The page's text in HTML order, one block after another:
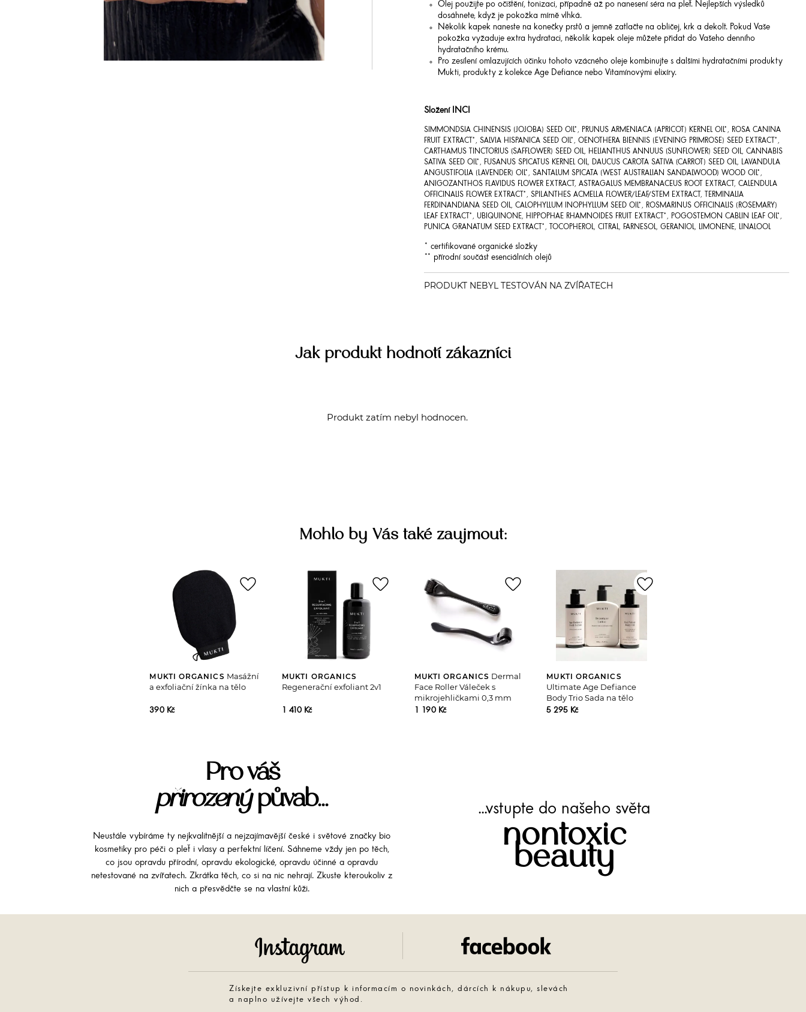
Olej použijte po očištění, tonizaci, případně až po nanesení séra na pleť. Nejlepších výsledků
dosáhnete, když je pokožka mírně vlhká.
Několik kapek naneste na konečky prstů a jemně zatlačte na obličej, krk a dekolt. Pokud Vaše
pokožka vyžaduje extra hydrataci, několik kapek oleje můžete přidat do Vašeho denního
hydratačního krému.
Pro zesílení omlazujících účinku tohoto vzácného oleje kombinujte s dalšími hydratačními produkty
Mukti, produkty z kolekce Age Defiance nebo Vitamínovými elixíry.
Složení INCI
SIMMONDSIA CHINENSIS (JOJOBA) SEED OIL*, PRUNUS ARMENIACA (APRICOT) KERNEL OIL*, ROSA CANINA
FRUIT EXTRACT*, SALVIA HISPANICA SEED OIL*, OENOTHERA BIENNIS (EVENING PRIMROSE) SEED EXTRACT*,
CARTHAMUS TINCTORIUS (SAFFLOWER) SEED OIL, HELIANTHUS ANNUUS (SUNFLOWER) SEED OIL, CANNABIS
SATIVA SEED OIL*, FUSANUS SPICATUS KERNEL OIL, DAUCUS CAROTA SATIVA (CARROT) SEED OIL, LAVANDULA
ANGUSTIFOLIA (LAVENDER) OIL*, SANTALUM SPICATA (WEST AUSTRALIAN SANDALWOOD) WOOD OIL*,
ANIGOZANTHOS FLAVIDUS FLOWER EXTRACT, ASTRAGALUS MEMBRANACEUS ROOT EXTRACT, CALENDULA
OFFICINALIS FLOWER EXTRACT*, SPILANTHES ACMELLA FLOWER/LEAF/STEM EXTRACT, TERMINALIA
FERDINANDIANA SEED OIL, CALOPHYLLUM INOPHYLLUM SEED OIL*, ROSMARINUS OFFICINALIS (ROSEMARY)
LEAF EXTRACT*, UBIQUINONE, HIPPOPHAE RHAMNOIDES FRUIT EXTRACT*, POGOSTEMON CABLIN LEAF OIL*,
PUNICA GRANATUM SEED EXTRACT*, TOCOPHEROL, CITRAL, FARNESOL, GERANIOL, LIMONENE, LINALOOL
* certifikované organické složky
** přírodní součást esenciálních olejů
Jak produkt hodnotí zákazníci
Produkt zatím nebyl hodnocen.
Mohlo by Vás také zaujmout:
MUKTI ORGANICS Masážní
a exfoliační žínka na tělo
390 Kč
favorite_border
MUKTI ORGANICS
Regenerační exfoliant 2v1
1 410 Kč
favorite_border
MUKTI ORGANICS Dermal
Face Roller Váleček s
mikrojehličkami 0,3 mm
1 190 Kč
favorite_border
MUKTI ORGANICS
Ultimate Age Defiance
Body Trio Sada na tělo
5 295 Kč
favorite_border
Pro váš
přirozenýpůvab...
Neustále vybíráme ty nejkvalitnější a nejzajímavější české i světové značky bio
kosmetiky pro péči o pleť i vlasy a perfektní líčení. Sáhneme vždy jen po těch,
co jsou opravdu přírodní, opravdu ekologické, opravdu účinné a opravdu
netestované na zvířatech. Zkrátka těch, co si na nic nehrají. Zkuste kteroukoliv z
nich a přesvědčte se na vlastní kůži.
...vstupte do našeho světa
nontoxic
beauty
Získejte exkluzivní přístup k informacím o novinkách, dárcích k nákupu, slevách
a naplno užívejte všech výhod.